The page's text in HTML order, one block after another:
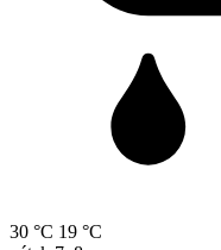
30 °C 19 °C